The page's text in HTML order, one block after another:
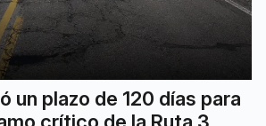
un plazo de 120 días para